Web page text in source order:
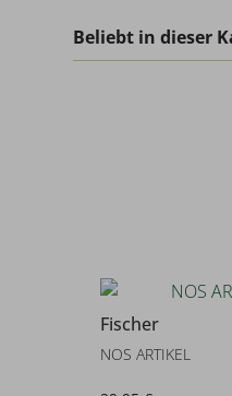
Beliebt in dieser
Fischer
NOS ARTIKEL